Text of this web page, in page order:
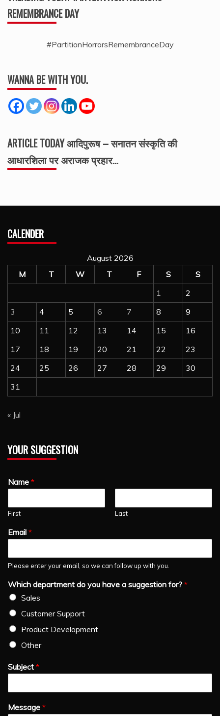
REMEMBRANCE DAY
#PartitionHorrorsRemembranceDay
WANNA BE WITH YOU.
ARTICLE TODAY आदिपुरूष – सनातन संस्कृति की
आधारशिला पर अराजक प्रहार…
CALENDER
August 2026
M
T W T F S
S
1
2
3
4 5 6 7 8
9
10
11 12 13 14 15
16
17
18 19 20 21 22
23
24
25 26 27 28 29
30
31
« Jul
YOUR SUGGESTION
Name *
First Last
Email *
Please enter your email, so we can follow up with you.
Which department do you have a suggestion for? *
Sales
Customer Support
Product Development
Other
Subject *
Message *